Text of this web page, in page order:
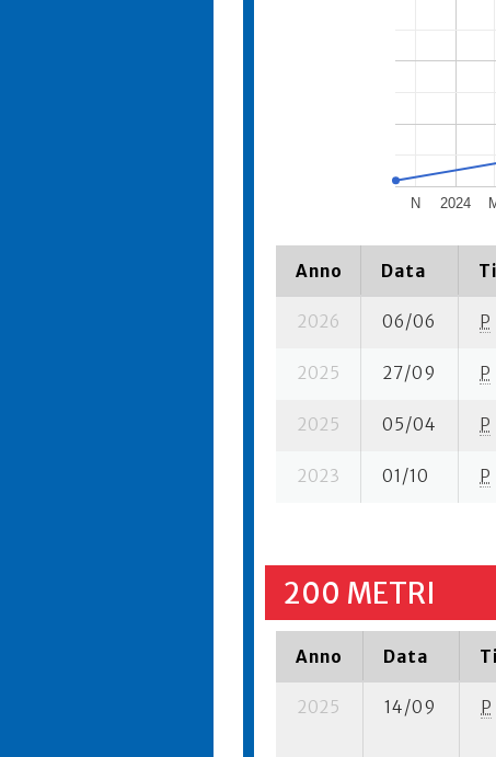
2024
N
Anno Data
2026 06/06 P
2025 27/09 P
2025 05/04 P
2023 01/10 P
200 METRI
Anno Data
2025 14/09 P